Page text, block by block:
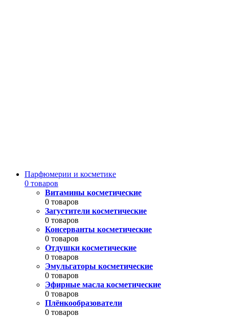
Парфюмерии и косметике
0 товаров
Витамины косметические
0 товаров
Загустители косметические
0 товаров
Консерванты косметические
0 товаров
Отдушки косметические
0 товаров
Эмульгаторы косметические
0 товаров
Эфирные масла косметические
0 товаров
Плёнкообразователи
0 товаров